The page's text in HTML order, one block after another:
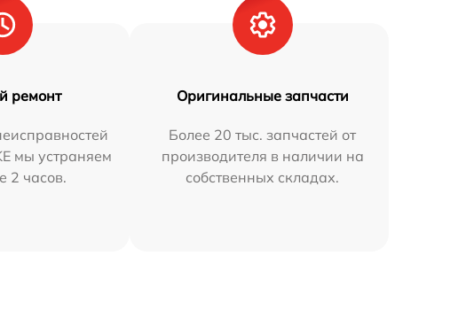
ремонт
мы устраняем
2 часов.
Оригинальные запчасти
Более 20 тыс. запчастей от
производителя в наличии на
собственных складах.